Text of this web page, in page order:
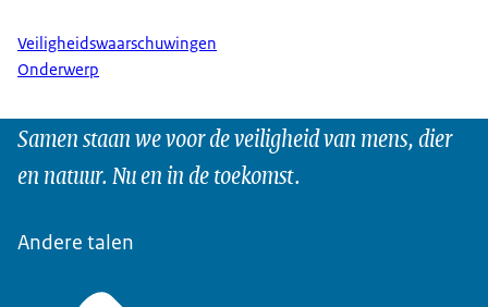
Veiligheidswaarschuwingen
Onderwerp
Samen staan we voor de veiligheid van mens, dier
en natuur. Nu en in de toekomst.
Andere talen